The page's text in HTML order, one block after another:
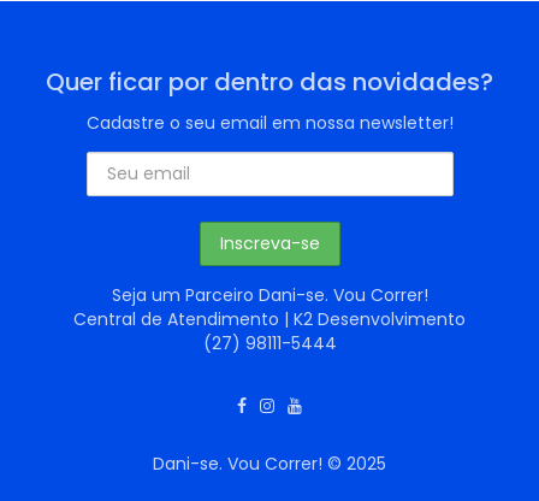
Quer ficar por dentro das novidades?
Cadastre o seu email em nossa newsletter!
Seja um Parceiro Dani-se. Vou Correr!
Central de Atendimento | K2 Desenvolvimento
(27) 98111-5444
Dani-se. Vou Correr! © 2025